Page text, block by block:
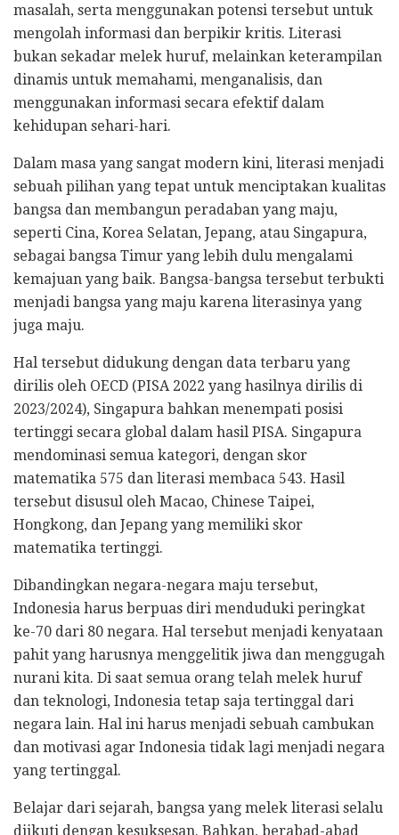
masalah, serta menggunakan potensi tersebut untuk
mengolah informasi dan berpikir kritis. Literasi
bukan sekadar melek huruf, melainkan keterampilan
dinamis untuk memahami, menganalisis, dan
menggunakan informasi secara efektif dalam
kehidupan sehari-hari.
Dalam masa yang sangat modern kini, literasi menjadi
sebuah pilihan yang tepat untuk menciptakan kualitas
bangsa dan membangun peradaban yang maju,
seperti Cina, Korea Selatan, Jepang, atau Singapura,
sebagai bangsa Timur yang lebih dulu mengalami
kemajuan yang baik. Bangsa-bangsa tersebut terbukti
menjadi bangsa yang maju karena literasinya yang
juga maju.
Hal tersebut didukung dengan data terbaru yang
dirilis oleh OECD (PISA 2022 yang hasilnya dirilis di
2023/2024), Singapura bahkan menempati posisi
tertinggi secara global dalam hasil PISA. Singapura
mendominasi semua kategori, dengan skor
matematika 575 dan literasi membaca 543. Hasil
tersebut disusul oleh Macao, Chinese Taipei,
Hongkong, dan Jepang yang memiliki skor
matematika tertinggi.
Dibandingkan negara-negara maju tersebut,
Indonesia harus berpuas diri menduduki peringkat
ke-70 dari 80 negara. Hal tersebut menjadi kenyataan
pahit yang harusnya menggelitik jiwa dan menggugah
nurani kita. Di saat semua orang telah melek huruf
dan teknologi, Indonesia tetap saja tertinggal dari
negara lain. Hal ini harus menjadi sebuah cambukan
dan motivasi agar Indonesia tidak lagi menjadi negara
yang tertinggal.
Belajar dari sejarah, bangsa yang melek literasi selalu
diikuti dengan kesuksesan. Bahkan, berabad-abad